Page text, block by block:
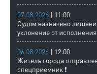
07.08.2026 | 11:00
Судом назначено
уклонение от
06.08.2026 | 12:00
Житель города
спецприемник ❗